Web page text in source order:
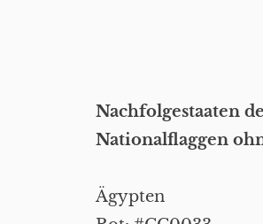
Nachfolgestaaten
Nationalflaggen
Ägypten